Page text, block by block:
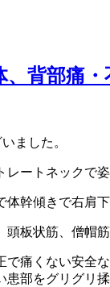
、背部痛
ました。
レートネックで
体幹傾きで右肩
頭板状筋、僧帽
で痛くない安全
患部をグリグリ